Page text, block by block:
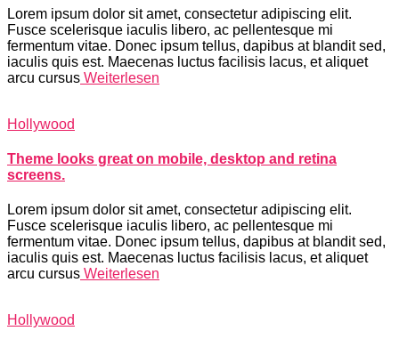
Lorem ipsum dolor sit amet, consectetur adipiscing elit.
Fusce scelerisque iaculis libero, ac pellentesque mi
fermentum vitae. Donec ipsum tellus, dapibus at blandit sed,
iaculis quis est. Maecenas luctus facilisis lacus, et aliquet
arcu cursus Weiterlesen
Hollywood
Theme looks great on mobile, desktop and retina
screens.
Lorem ipsum dolor sit amet, consectetur adipiscing elit.
Fusce scelerisque iaculis libero, ac pellentesque mi
fermentum vitae. Donec ipsum tellus, dapibus at blandit sed,
iaculis quis est. Maecenas luctus facilisis lacus, et aliquet
arcu cursus Weiterlesen
Hollywood